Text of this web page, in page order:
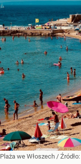
Plaża we Włoszech / Źródło: